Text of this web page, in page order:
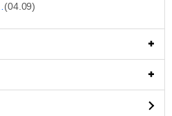
(04.09)